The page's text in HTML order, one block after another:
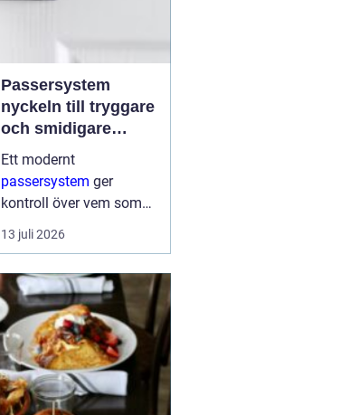
Passersystem
nyckeln till tryggare
och smidigare
tillträde
Ett modernt
passersystem ger
kontroll över vem som
får komma in i en
byggnad, när de får
utrymmen. I stället för
fysiska nycklar används
ofta brickor, kort,...
13 juli 2026